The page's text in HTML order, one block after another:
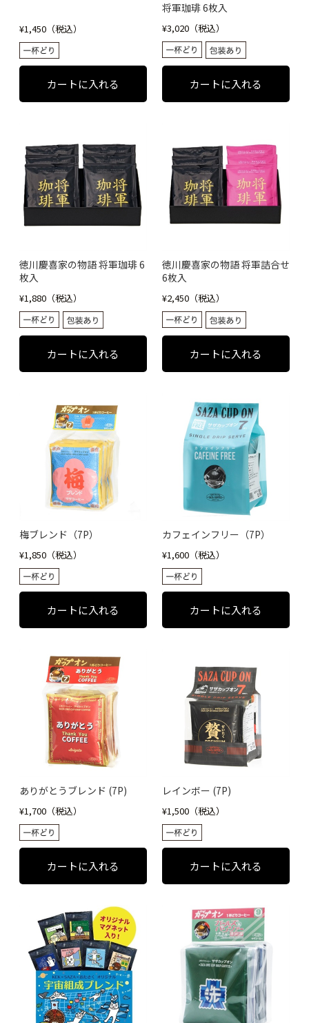
¥1,450（税込）
将軍珈琲 6枚入
¥3,020（税込）
徳川慶喜家の物語 将軍珈琲 6
枚入
¥1,880（税込）
徳川慶喜家の物語 将軍詰合せ
6枚入
¥2,450（税込）
梅ブレンド（7P）
¥1,850（税込）
カフェインフリー（7P）
¥1,600（税込）
ありがとうブレンド (7P)
¥1,700（税込）
レインボー (7P)
¥1,500（税込）